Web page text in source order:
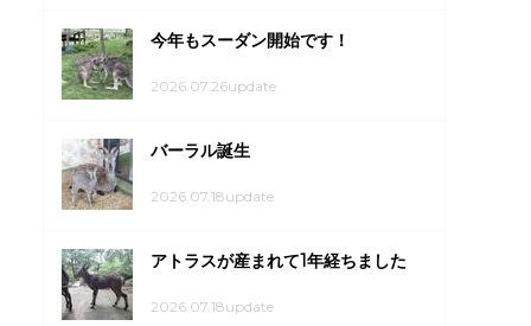
今年もスーダン開始です！
2026.07.26update
バーラル誕生
2026.07.18update
アトラスが産まれて1年経ちました
2026.07.18update